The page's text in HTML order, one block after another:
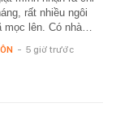
rất nhiều ngôi
mọc lên. Có nhà…
- 5 giờ trước